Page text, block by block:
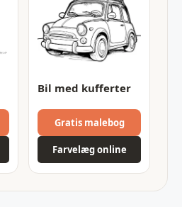
Bil med kufferter
Gratis malebog
Farvelæg online